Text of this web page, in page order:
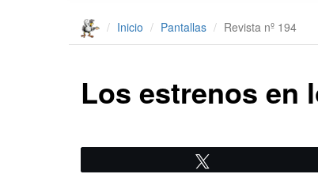
Inicio Pantallas Revista nº 194
Los estrenos en